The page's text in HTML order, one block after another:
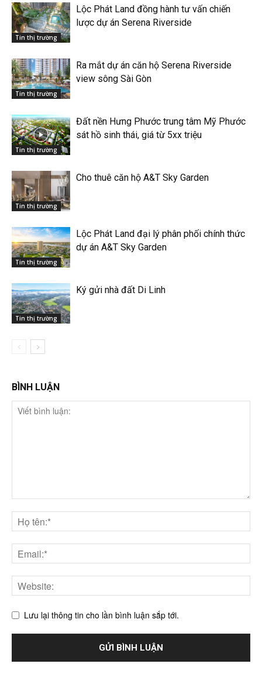
Tin thị trường
Lộc Phát Land đồng hành tư vấn chiến
lược dự án Serena Riverside
Tin thị trường
Ra mắt dự án căn hộ Serena Riverside
view sông Sài Gòn
Tin thị trường
Đất nền Hưng Phước trung tâm Mỹ Phước
sát hồ sinh thái, giá từ 5xx triệu
Tin thị trường
Cho thuê căn hộ A&T Sky Garden
Tin thị trường
Lộc Phát Land đại lý phân phối chính thức
dự án A&T Sky Garden
Tin thị trường
Ký gửi nhà đất Di Linh
BÌNH LUẬN
Lưu lại thông tin cho lần bình luận sắp tới.